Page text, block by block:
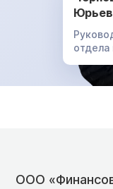
отдела
ООО